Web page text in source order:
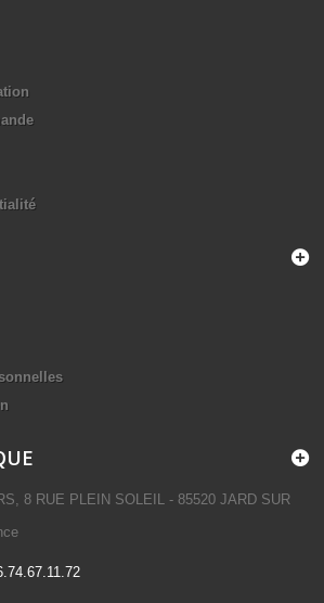
8 RUE PLEIN SOLEIL - 85520 JARD SUR